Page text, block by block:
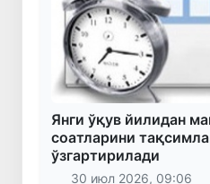
Янги ўқув йилидан
соатларини
ўзгартирилади
30 июл 2026, 09:06